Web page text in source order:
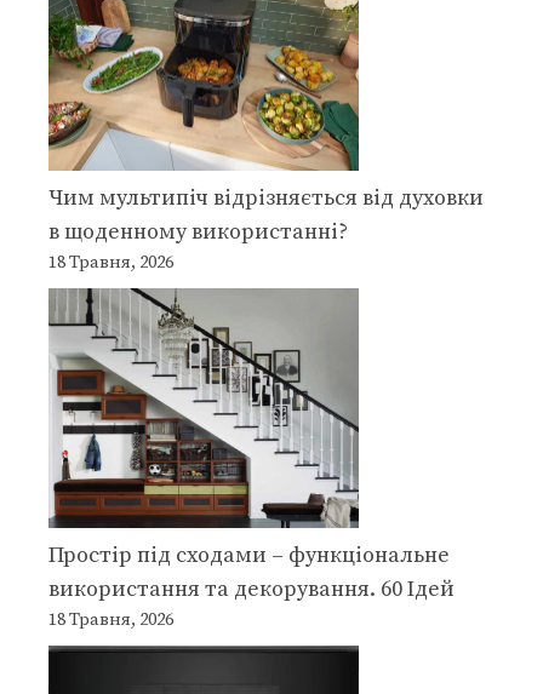
Чим мультипіч відрізняється від духовки
в щоденному використанні?
18 Травня, 2026
Простір під сходами – функціональне
використання та декорування. 60 Ідей
18 Травня, 2026